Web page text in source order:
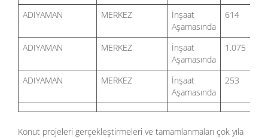
ADIYAMAN MERKEZ
İnşaat
Aşamasında
614
ADIYAMAN MERKEZ
İnşaat
Aşamasında
1.075
ADIYAMAN MERKEZ
İnşaat
Aşamasında
253
Konut projeleri gerçekleştirmeleri ve tamamlanmaları çok yıla